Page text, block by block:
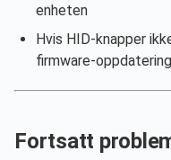
enheten
Hvis HID-knapper
firmware-oppdatering
Fortsatt